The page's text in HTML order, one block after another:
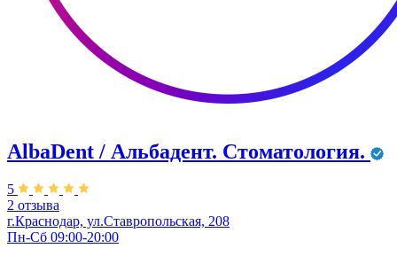
AlbaDent / Альбадент. Стоматология.
5
2 отзыва
г.Краснодар, ул.Ставропольская, 208
Пн-Сб 09:00-20:00